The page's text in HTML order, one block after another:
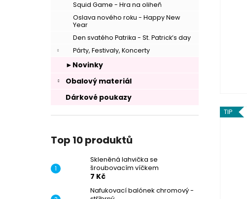
Squid Game - Hra na oliheň
Oslava nového roku - Happy New
Year
Den svatého Patrika - St. Patrick’s day
Párty, Festivaly, Koncerty
►Novinky
Obalový materiál
Dárkové poukazy
Top 10 produktů
Skleněná lahvička se
šroubovacím víčkem
7 Kč
Nafukovací balónek chromový -
TIP